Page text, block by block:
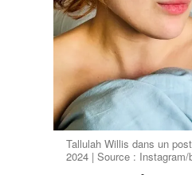
Tallulah Willis dans un
2024 | Source : Instagram/